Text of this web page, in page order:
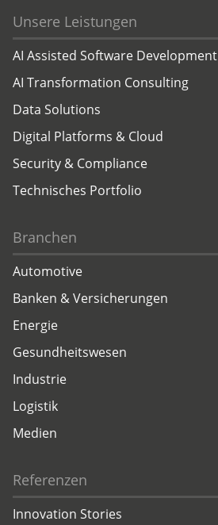
Unsere Leistungen
AI Assisted Software Development
AI Transformation Consulting
Data Solutions
Digital Platforms & Cloud
Security & Compliance
Technisches Portfolio
Branchen
Automotive
Banken & Versicherungen
Energie
Gesundheitswesen
Industrie
Logistik
Medien
Referenzen
Innovation Stories